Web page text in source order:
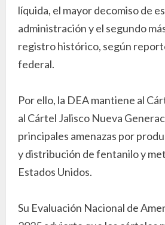
líquida, el mayor decomiso de
administración y el segundo
registro histórico, según
federal.
Por ello, la DEA mantiene al
al Cártel Jalisco Nueva
principales amenazas por
y distribución de fentanilo y
Estados Unidos.
Su Evaluación Nacional de